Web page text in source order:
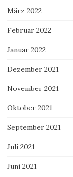
März 2022
Februar 2022
Januar 2022
Dezember 2021
November 2021
Oktober 2021
September 2021
Juli 2021
Juni 2021